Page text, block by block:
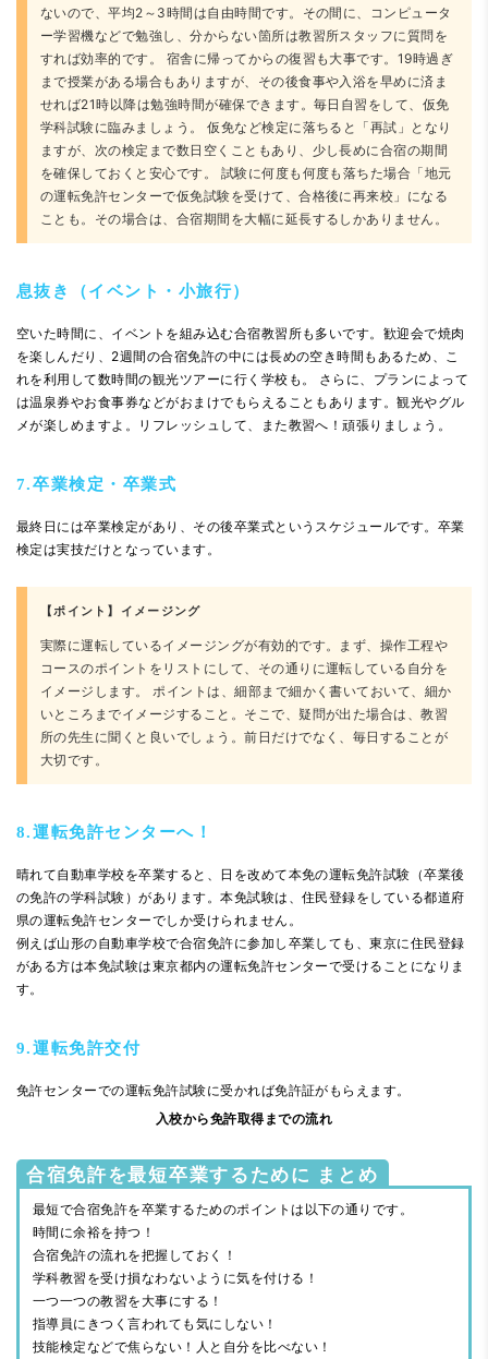
ないので、平均2～3時間は自由時間です。その間に、コンピュータ
ー学習機などで勉強し、分からない箇所は教習所スタッフに質問を
すれば効率的です。 宿舎に帰ってからの復習も大事です。19時過ぎ
まで授業がある場合もありますが、その後食事や入浴を早めに済ま
せれば21時以降は勉強時間が確保できます。毎日自習をして、仮免
学科試験に臨みましょう。 仮免など検定に落ちると「再試」となり
ますが、次の検定まで数日空くこともあり、少し長めに合宿の期間
を確保しておくと安心です。 試験に何度も何度も落ちた場合「地元
の運転免許センターで仮免試験を受けて、合格後に再来校」になる
ことも。その場合は、合宿期間を大幅に延長するしかありません。
息抜き（イベント・小旅行）
空いた時間に、イベントを組み込む合宿教習所も多いです。歓迎会で焼肉
を楽しんだり、2週間の合宿免許の中には長めの空き時間もあるため、こ
れを利用して数時間の観光ツアーに行く学校も。 さらに、プランによって
は温泉券やお食事券などがおまけでもらえることもあります。観光やグル
メが楽しめますよ。リフレッシュして、また教習へ！頑張りましょう。
7.卒業検定・卒業式
最終日には卒業検定があり、その後卒業式というスケジュールです。卒業
検定は実技だけとなっています。
【ポイント】イメージング
実際に運転しているイメージングが有効的です。まず、操作工程や
コースのポイントをリストにして、その通りに運転している自分を
イメージします。 ポイントは、細部まで細かく書いておいて、細か
いところまでイメージすること。そこで、疑問が出た場合は、教習
所の先生に聞くと良いでしょう。前日だけでなく、毎日することが
大切です。
8.運転免許センターへ！
晴れて自動車学校を卒業すると、日を改めて本免の運転免許試験（卒業後
の免許の学科試験）があります。本免試験は、住民登録をしている都道府
県の運転免許センターでしか受けられません。
例えば山形の自動車学校で合宿免許に参加し卒業しても、東京に住民登録
がある方は本免試験は東京都内の運転免許センターで受けることになりま
す。
9.運転免許交付
免許センターでの運転免許試験に受かれば免許証がもらえます。
入校から免許取得までの流れ
合宿免許を最短卒業するために まとめ
最短で合宿免許を卒業するためのポイントは以下の通りです。
時間に余裕を持つ！
合宿免許の流れを把握しておく！
学科教習を受け損なわないように気を付ける！
一つ一つの教習を大事にする！
指導員にきつく言われても気にしない！
技能検定などで焦らない！人と自分を比べない！